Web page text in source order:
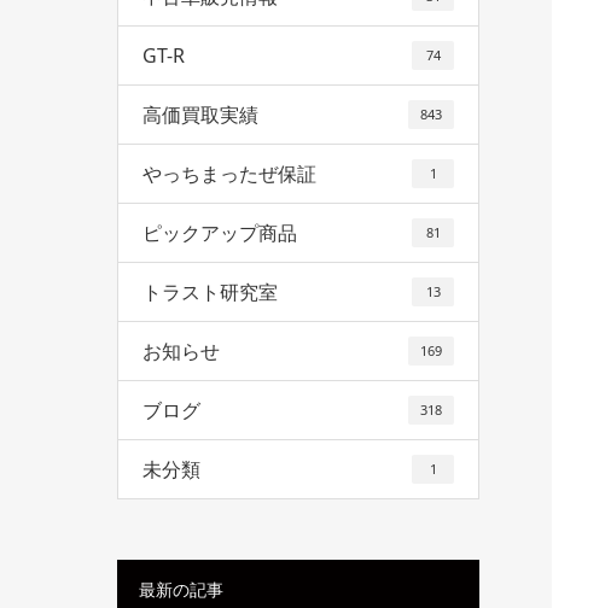
GT-R 74
高価買取実績 843
やっちまったぜ保証 1
ピックアップ商品 81
トラスト研究室 13
お知らせ 169
ブログ 318
未分類 1
最新の記事